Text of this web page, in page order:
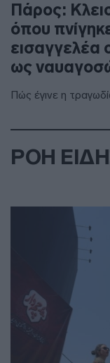
Πάρος:
όπου
εισαγγελέα
ως
Πώς έγινε η
ΡΟΗ